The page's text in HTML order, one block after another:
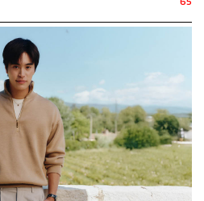
ามารถมอบให้เป็นของขวัญทั้ง
ากประโยชน์การใช้งานจริงที่
อบอวลไปด้วยกลิ่นอายของ
ร์หอมๆ สักเซตจึงเป็นตัวเลือกที่
วเซอร์จาก Innisfree เพราะมี
งผ้าทอขนสัตว์ในฤดูหนาว แถม